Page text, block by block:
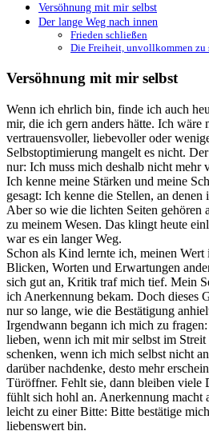
Versöhnung mit mir selbst
Der lange Weg nach innen
Frieden schließen
Die Freiheit, unvollkommen zu
Versöhnung mit mir selbst
Wenn ich ehrlich bin, finde ich auch
mir, die ich gern anders hätte. Ich wäre
vertrauensvoller, liebevoller oder
Selbstoptimierung mangelt es nicht.
nur: Ich muss mich deshalb nicht mehr
Ich kenne meine Stärken und meine
gesagt: Ich kenne die Stellen, an
Aber so wie die lichten Seiten gehören
zu meinem Wesen. Das klingt heute
war es ein langer Weg.
Schon als Kind lernte ich, meinen
Blicken, Worten und Erwartungen
sich gut an, Kritik traf mich tief. Mein
ich Anerkennung bekam. Doch dieses
nur so lange, wie die Bestätigung
Irgendwann begann ich mich zu
lieben, wenn ich mit mir selbst im
schenken, wenn ich mich selbst nicht
darüber nachdenke, desto mehr
Türöffner. Fehlt sie, dann bleiben
fühlt sich hohl an. Anerkennung macht
leicht zu einer Bitte: Bitte bestätige
liebenswert bin.